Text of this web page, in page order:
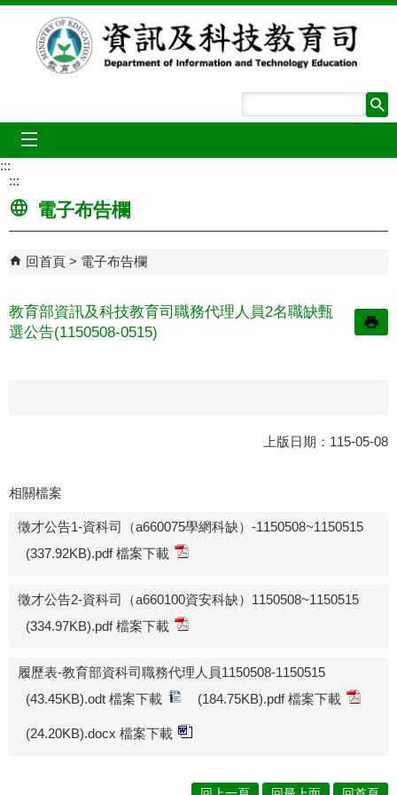
跳到主要內容區塊
:::
:::
電子布告欄
回首頁 電子布告欄
教育部資訊及科技教育司職務代理人員2名職缺甄
選公告(1150508-0515)
上版日期：115-05-08
相關檔案
徵才公告1-資科司（a660075學網科缺）-1150508~1150515
(337.92KB).pdf 檔案下載
徵才公告2-資科司（a660100資安科缺）1150508~1150515
(334.97KB).pdf 檔案下載
履歷表-教育部資科司職務代理人員1150508-1150515
(43.45KB).odt 檔案下載
(184.75KB).pdf 檔案下載
(24.20KB).docx 檔案下載